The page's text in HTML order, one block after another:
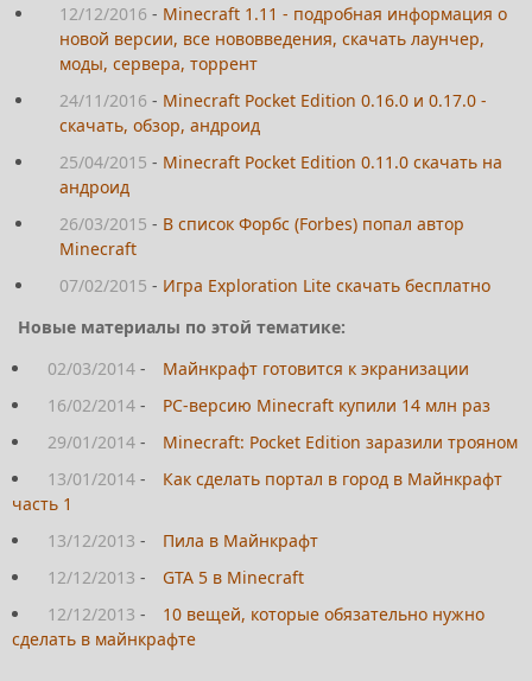
12/12/2016 - Minecraft 1.11 - подробная информация о
новой версии, все нововведения, скачать лаунчер,
моды, сервера, торрент
24/11/2016 - Minecraft Pocket Edition 0.16.0 и 0.17.0 -
скачать, обзор, андроид
25/04/2015 - Minecraft Pocket Edition 0.11.0 скачать на
андроид
26/03/2015 - В список Форбс (Forbes) попал автор
Minecraft
07/02/2015 - Игра Exploration Lite скачать бесплатно
Новые материалы по этой тематике:
02/03/2014 -
Майнкрафт готовится к экранизации
16/02/2014 -
PC-версию Minecraft купили 14 млн раз
29/01/2014 -
Minecraft: Pocket Edition заразили трояном
13/01/2014 -
Как сделать портал в город в Майнкрафт
часть 1
13/12/2013 -
Пила в Майнкрафт
12/12/2013 -
GTA 5 в Minecraft
12/12/2013 -
10 вещей, которые обязательно нужно
сделать в майнкрафте